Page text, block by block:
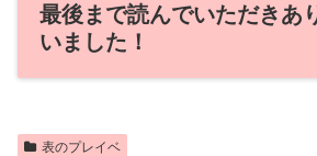
最後まで読んでいただきあ
いました！
表のプレイベ